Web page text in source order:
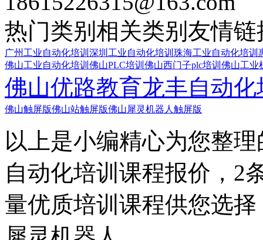
热门类别 相关类别 友情链
广州工业自动化培训 深圳工业自动化培训 珠海工业自动化培训
佛山工业自动化培训 佛山PLC培训 佛山西门子plc培训 佛山工业
佛山优路教育龙丰自动
佛山触屏版佛山站触屏版佛山犀灵机器人触屏版
以上是小编精心为您整
自动化培训课程报价，2
量优质培训课程供您选